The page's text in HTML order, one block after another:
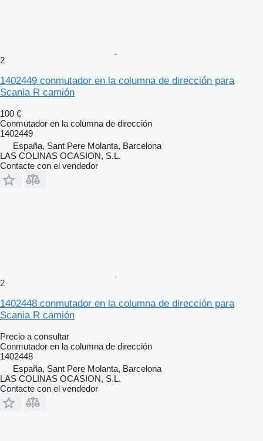
2
1402449 conmutador en la columna de dirección para
Scania R camión
100 €
Conmutador en la columna de dirección
1402449
España, Sant Pere Molanta, Barcelona
LAS COLINAS OCASION, S.L.
Contacte con el vendedor
2
1402448 conmutador en la columna de dirección para
Scania R camión
Precio a consultar
Conmutador en la columna de dirección
1402448
España, Sant Pere Molanta, Barcelona
LAS COLINAS OCASION, S.L.
Contacte con el vendedor